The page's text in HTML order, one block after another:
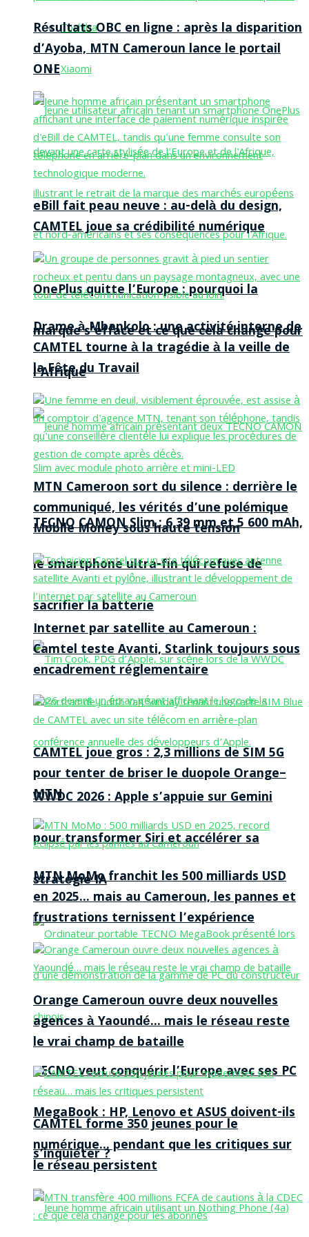
Toshiba
Xiaomi
OnePlus quitte l’Europe : pourquoi la
marque s’efface et ce que cela change pour
l’Afrique
TECNO CAMON Slim : 6,39 mm et 5 600 mAh,
le smartphone ultra-fin qui refuse de
sacrifier la batterie
WWDC 2026 : Apple s’appuie sur Gemini
pour transformer Siri et accélérer sa
stratégie IA
TECNO veut conquérir l’Europe avec ses PC
MegaBook : HP, Lenovo et ASUS doivent-ils
s’inquiéter ?
Résultats OBC en ligne : après la disparition
d’Ayoba, MTN Cameroun lance le portail
ONE
eBill fait peau neuve : au-delà du design,
CAMTEL joue sa crédibilité numérique
Drame à Mbankolo : une activité interne de
CAMTEL tourne à la tragédie à la veille de
la Fête du Travail
MTN Cameroon sort du silence : derrière le
communiqué, les vérités d’une polémique
Mobile Money sous haute tension
Internet par satellite au Cameroun :
Camtel teste Avanti, Starlink toujours sous
encadrement réglementaire
CAMTEL joue gros : 2,3 millions de SIM 5G
pour tenter de briser le duopole Orange–
MTN
MTN MoMo franchit les 500 milliards USD
en 2025… mais au Cameroun, les pannes et
frustrations ternissent l’expérience
Orange Cameroun ouvre deux nouvelles
agences à Yaoundé… mais le réseau reste
le vrai champ de bataille
CAMTEL forme 350 jeunes pour le
numérique… pendant que les critiques sur
le réseau persistent